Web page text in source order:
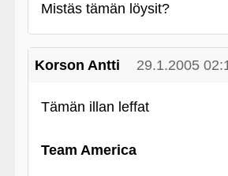
Mistäs tämän löysit?
Korson Antti 29.1.2005
Tämän illan leffat
Team America